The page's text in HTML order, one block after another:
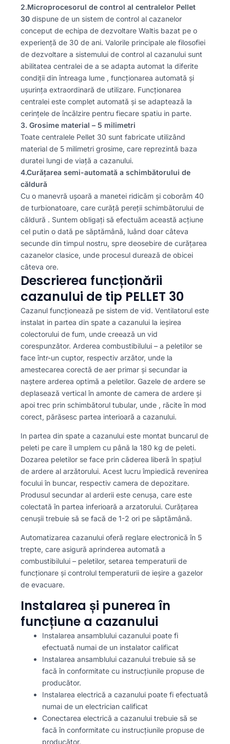
2.Microprocesorul de control al centralelor Pellet
30 dispune de un sistem de control al cazanelor
conceput de echipa de dezvoltare Waltis bazat pe o
experiență de 30 de ani. Valorile principale ale filosofiei
de dezvoltare a sistemului de control al cazanului sunt
abilitatea centralei de a se adapta automat la diferite
condiții din întreaga lume , funcționarea automată și
ușurința extraordinară de utilizare. Funcționarea
centralei este complet automată și se adaptează la
cerințele de încălzire pentru fiecare spatiu in parte.
3. Grosime material – 5 milimetri
Toate centralele Pellet 30 sunt fabricate utilizând
material de 5 milimetri grosime, care reprezintă baza
duratei lungi de viață a cazanului.
4.Curățarea semi-automată a schimbătorului de
căldură
Cu o manevră ușoară a manetei ridicăm și coborâm 40
de turbionatoare, care curăță pereții schimbătorului de
căldură . Suntem obligați să efectuăm această acțiune
cel putin o dată pe săptămână, luând doar câteva
secunde din timpul nostru, spre deosebire de curățarea
cazanelor clasice, unde procesul durează de obicei
câteva ore.
Descrierea funcționării
cazanului de tip PELLET 30
Cazanul funcționează pe sistem de vid. Ventilatorul este
instalat in partea din spate a cazanului la ieșirea
colectorului de fum, unde creează un vid
corespunzător. Arderea combustibilului – a peletilor se
face într-un cuptor, respectiv arzător, unde la
amestecarea corectă de aer primar și secundar ia
naștere arderea optimă a peletilor. Gazele de ardere se
deplasează vertical în amonte de camera de ardere și
apoi trec prin schimbătorul tubular, unde , răcite în mod
corect, părăsesc partea interioară a cazanului.
In partea din spate a cazanului este montat buncarul de
peleti pe care îl umplem cu până la 180 kg de peleti.
Dozarea peletilor se face prin căderea liberă în spațiul
de ardere al arzătorului. Acest lucru împiedică revenirea
focului în buncar, respectiv camera de depozitare.
Produsul secundar al arderii este cenușa, care este
colectată în partea inferioară a arzatorului. Curățarea
cenușii trebuie să se facă de 1-2 ori pe săptămână.
Automatizarea cazanului oferă reglare electronică în 5
trepte, care asigură aprinderea automată a
combustibilului – peletilor, setarea temperaturii de
funcționare și controlul temperaturii de ieșire a gazelor
de evacuare.
Instalarea și punerea în
funcțiune a cazanului
Instalarea ansamblului cazanului poate fi
efectuată numai de un instalator calificat
Instalarea ansamblului cazanului trebuie să se
facă în conformitate cu instrucțiunile propuse de
producător.
Instalarea electrică a cazanului poate fi efectuată
numai de un electrician calificat
Conectarea electrică a cazanului trebuie să se
facă în conformitate cu instrucțiunile propuse de
producător.